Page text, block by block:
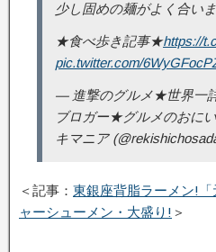
少し固めの麺がよく合いま
★食べ歩き記事★https://
pic.twitter.com/
— 進撃のグルメ★世界一
ブロガー★グルメのおに
キマニア
＜記事： 東銀座背脂ラーメン!
ャーシューメン・大盛り! ＞